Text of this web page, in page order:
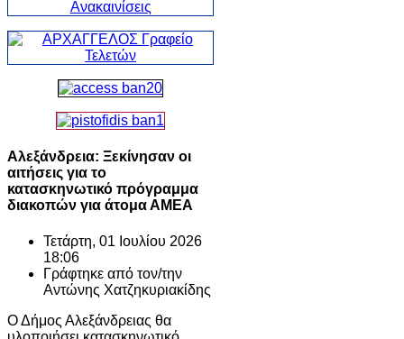
Αλεξάνδρεια: Ξεκίνησαν οι
αιτήσεις για το
κατασκηνωτικό πρόγραμμα
διακοπών για άτομα ΑΜΕΑ
Τετάρτη, 01 Ιουλίου 2026
18:06
Γράφτηκε από τον/την
Αντώνης Χατζηκυριακίδης
Ο Δήμος Αλεξάνδρειας θα